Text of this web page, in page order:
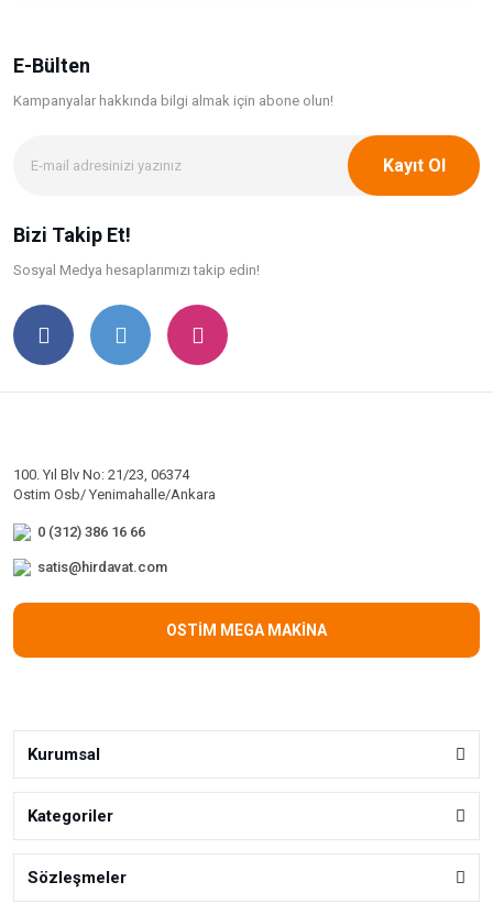
E-Bülten
Kampanyalar hakkında bilgi almak için abone olun!
Kayıt Ol
Bizi Takip Et!
Sosyal Medya hesaplarımızı takip edin!
100. Yıl Blv No: 21/23, 06374
Ostim Osb/ Yenimahalle/Ankara
0 (312) 386 16 66
satis@hirdavat.com
OSTİM MEGA MAKİNA
Kurumsal
Kategoriler
Sözleşmeler